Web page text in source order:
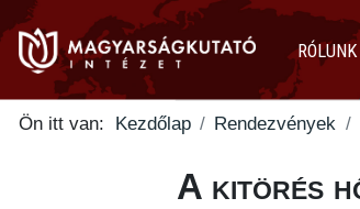
RÓLUNK
Ön itt van:
Kezdőlap Rendezvények
A kitörés